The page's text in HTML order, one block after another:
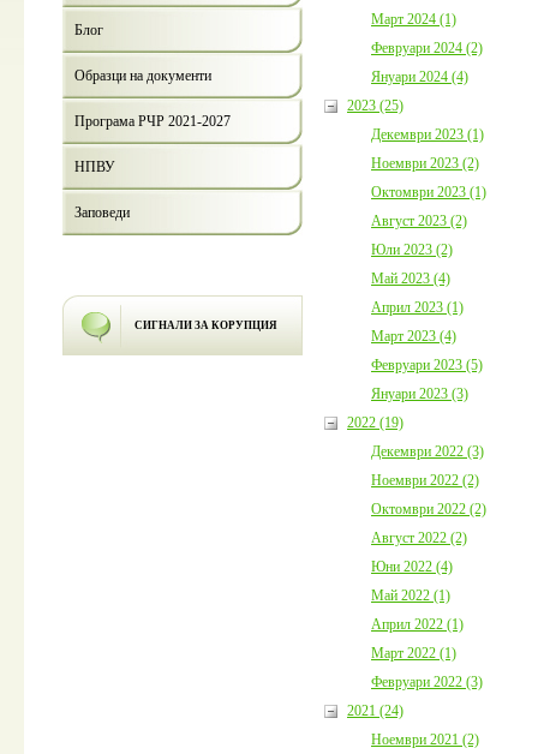
Блог
Образци на документи
Програма РЧР 2021-2027
НПВУ
Заповеди
СИГНАЛИ ЗА КОРУПЦИЯ
Март 2024 (1)
Февруари 2024 (2)
Януари 2024 (4)
2023 (25)
Декември 2023 (1)
Ноември 2023 (2)
Октомври 2023 (1)
Август 2023 (2)
Юли 2023 (2)
Май 2023 (4)
Април 2023 (1)
Март 2023 (4)
Февруари 2023 (5)
Януари 2023 (3)
2022 (19)
Декември 2022 (3)
Ноември 2022 (2)
Октомври 2022 (2)
Август 2022 (2)
Юни 2022 (4)
Май 2022 (1)
Април 2022 (1)
Март 2022 (1)
Февруари 2022 (3)
2021 (24)
Ноември 2021 (2)